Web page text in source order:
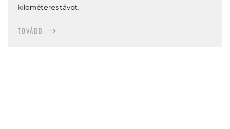
kilométeres távot.
TOVÁBB